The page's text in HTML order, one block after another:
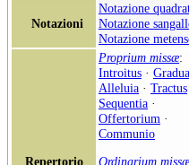
Notazioni
Notazione
Notazione
Notazione
Repertorio
Proprium missæ:
Introitus ·
Alleluia · Tractus
Sequentia ·
Offertorium ·
Communio
Ordinarium missæ